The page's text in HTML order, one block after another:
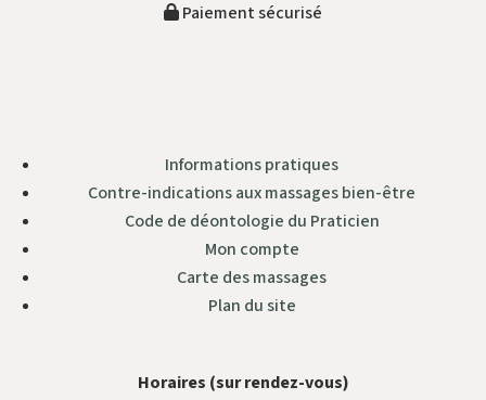
Paiement sécurisé
Informations pratiques
Contre-indications aux massages bien-être
Code de déontologie du Praticien
Mon compte
Carte des massages
Plan du site
Horaires (sur rendez-vous)